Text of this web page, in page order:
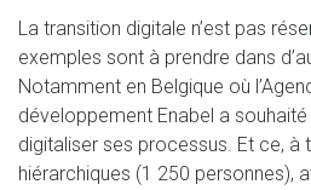
La transition digitale n’est pas
exemples sont à prendre dans
Notamment en Belgique où
développement Enabel a
digitaliser ses processus. Et ce, à
hiérarchiques (1 250 personnes),